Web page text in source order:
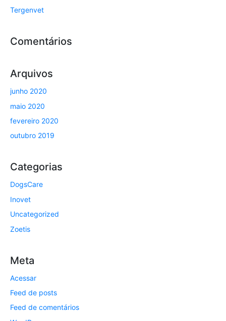
Tergenvet
Comentários
Arquivos
junho 2020
maio 2020
fevereiro 2020
outubro 2019
Categorias
DogsCare
Inovet
Uncategorized
Zoetis
Meta
Acessar
Feed de posts
Feed de comentários